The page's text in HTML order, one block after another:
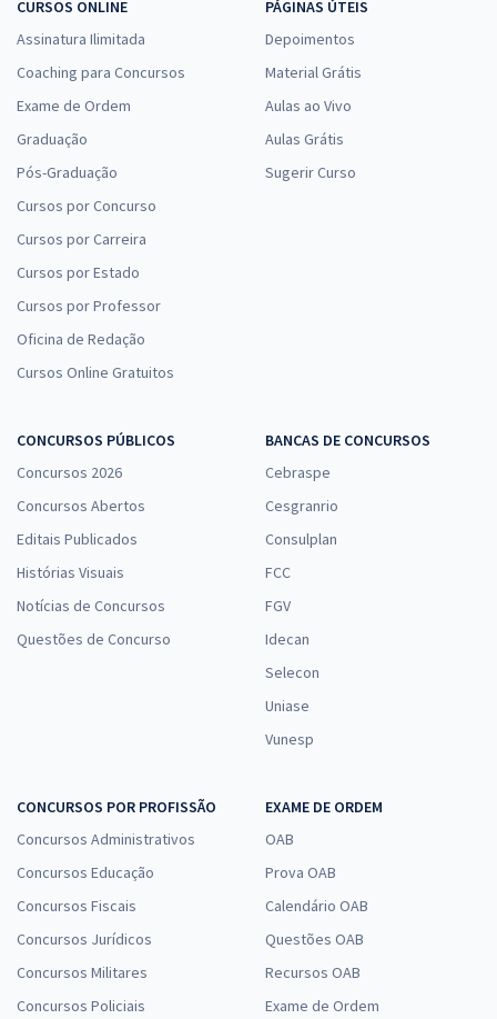
CURSOS ONLINE
Assinatura Ilimitada
Coaching para Concursos
Exame de Ordem
Graduação
Pós-Graduação
Cursos por Concurso
Cursos por Carreira
Cursos por Estado
Cursos por Professor
Oficina de Redação
Cursos Online Gratuitos
PÁGINAS ÚTEIS
Depoimentos
Material Grátis
Aulas ao Vivo
Aulas Grátis
Sugerir Curso
CONCURSOS PÚBLICOS
Concursos 2026
Concursos Abertos
Editais Publicados
Histórias Visuais
Notícias de Concursos
Questões de Concurso
BANCAS DE CONCURSOS
Cebraspe
Cesgranrio
Consulplan
FCC
FGV
Idecan
Selecon
Uniase
Vunesp
CONCURSOS POR PROFISSÃO
Concursos Administrativos
Concursos Educação
Concursos Fiscais
Concursos Jurídicos
Concursos Militares
Concursos Policiais
EXAME DE ORDEM
OAB
Prova OAB
Calendário OAB
Questões OAB
Recursos OAB
Exame de Ordem